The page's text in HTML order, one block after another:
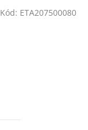
Kód: ETA207500080